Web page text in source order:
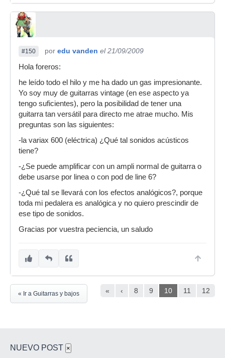
#150 por edu vanden el 21/09/2009
Hola foreros:
he leído todo el hilo y me ha dado un gas impresionante.
Yo soy muy de guitarras vintage (en ese aspecto ya
tengo suficientes), pero la posibilidad de tener una
guitarra tan versátil para directo me atrae mucho. Mis
preguntas son las siguientes:
-la variax 600 (eléctrica) ¿Qué tal sonidos acústicos
tiene?
-¿Se puede amplificar con un ampli normal de guitarra o
debe usarse por linea o con pod de line 6?
-¿Qué tal se llevará con los efectos analógicos?, porque
toda mi pedalera es analógica y no quiero prescindir de
ese tipo de sonidos.
Gracias por vuestra peciencia, un saludo
« ‹ 8 9 10 11 12
« Ir a Guitarras y bajos
NUEVO POST ×